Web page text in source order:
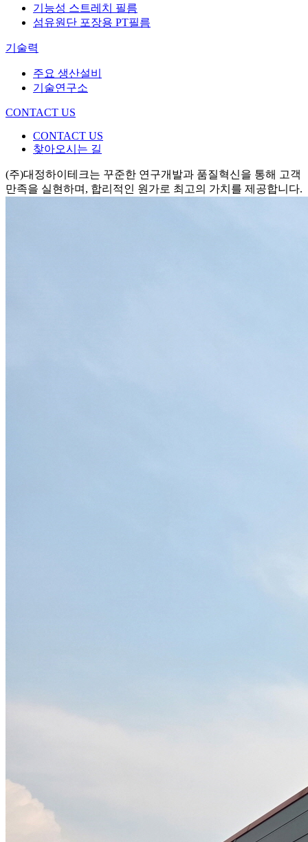
기능성 스트레치 필름
섬유원단 포장용 PT필름
기술력
주요 생산설비
기술연구소
CONTACT US
CONTACT US
찾아오시는 길
(주)대정하이테크는 꾸준한 연구개발과 품질혁신을 통해 고객
만족을 실현하며, 합리적인 원가로 최고의 가치를 제공합니다.